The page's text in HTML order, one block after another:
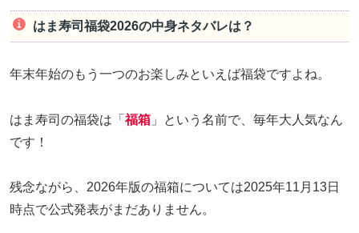
はま寿司福袋2026の中身ネタバレは？
年末年始のもう一つのお楽しみといえば福袋ですよね。
はま寿司の福袋は「福箱 」という名前で、毎年大人気なん
です！
残念ながら、2026年版の福箱については2025年11月13日
時点で公式発表がまだありません。